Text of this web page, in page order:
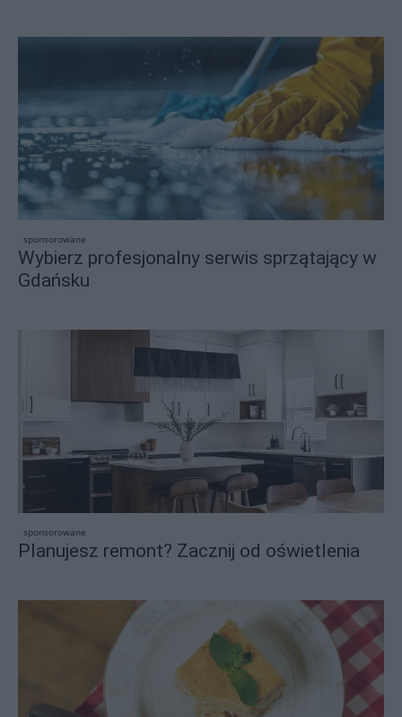
sponsorowane
Wybierz profesjonalny serwis sprzątający w
Gdańsku
sponsorowane
Planujesz remont? Zacznij od oświetlenia